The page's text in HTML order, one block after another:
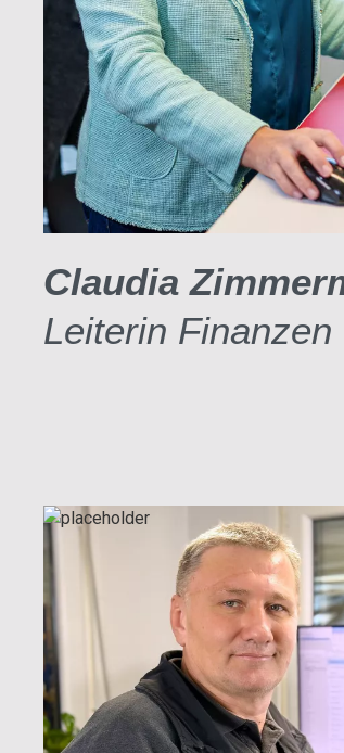
Claudia
Leiterin Finanzen